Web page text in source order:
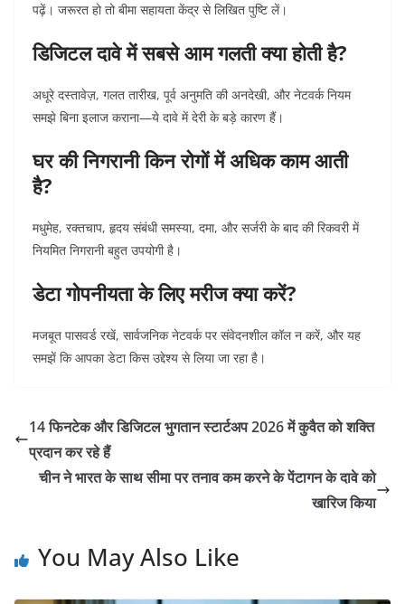
पढ़ें। जरूरत हो तो बीमा सहायता केंद्र से लिखित पुष्टि लें।
डिजिटल दावे में सबसे आम गलती क्या होती है?
अधूरे दस्तावेज़, गलत तारीख, पूर्व अनुमति की अनदेखी, और नेटवर्क नियम
समझे बिना इलाज कराना—ये दावे में देरी के बड़े कारण हैं।
घर की निगरानी किन रोगों में अधिक काम आती
है?
मधुमेह, रक्तचाप, हृदय संबंधी समस्या, दमा, और सर्जरी के बाद की रिकवरी में
नियमित निगरानी बहुत उपयोगी है।
डेटा गोपनीयता के लिए मरीज क्या करें?
मजबूत पासवर्ड रखें, सार्वजनिक नेटवर्क पर संवेदनशील कॉल न करें, और यह
समझें कि आपका डेटा किस उद्देश्य से लिया जा रहा है।
14 फिनटेक और डिजिटल भुगतान स्टार्टअप 2026 में कुवैत को शक्ति
प्रदान कर रहे हैं
चीन ने भारत के साथ सीमा पर तनाव कम करने के पेंटागन के दावे को
खारिज किया
You May Also Like